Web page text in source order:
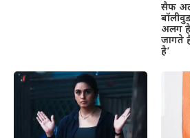
सैफ
अलग
जागते
है’